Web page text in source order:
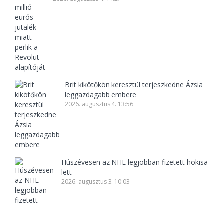
Brit kikötőkön keresztül terjeszkedne Ázsia
leggazdagabb embere
2026. augusztus 4. 13:56
Húszévesen az NHL legjobban fizetett hokisa
lett
2026. augusztus 3. 10:03